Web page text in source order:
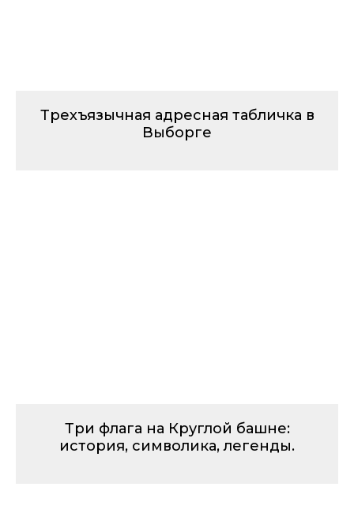
Трехъязычная адресная табличка в
Выборге
Три флага на Круглой башне:
история, символика, легенды.